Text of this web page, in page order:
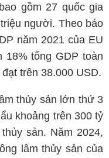
gồm 27 quốc gia
người. Theo báo
năm 2021 của EU
18% tổng GDP toàn
trên 38.000 USD.
thủy sản lớn thứ 3
khoảng trên 300 tỷ
sản. Năm 2024,
lâm thủy sản của